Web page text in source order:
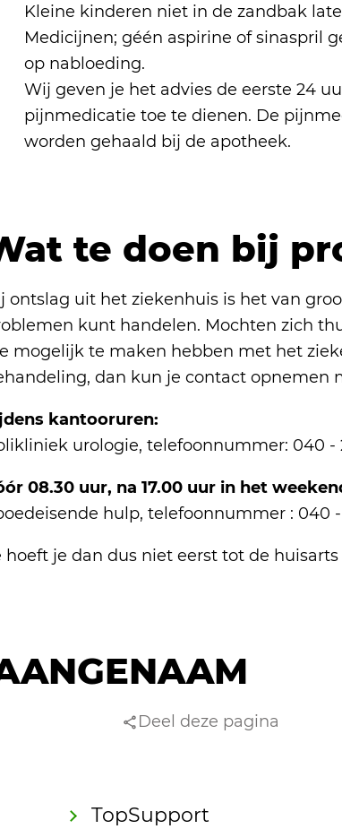
Kleine kinderen niet in de zandbak
Medicijnen; géén aspirine of sinaspril
op nabloeding.
Wij geven je het advies de eerste 24
pijnmedicatie toe te dienen. De
worden gehaald bij de apotheek.
te doen bij
ontslag uit het ziekenhuis is het van
kunt handelen. Mochten zich
mogelijk te maken hebben met het
dan kun je contact opnemen
kantooruren:
urologie, telefoonnummer: 040 -
08.30 uur, na 17.00 uur in het
hulp, telefoonnummer : 040
hoeft je dan dus niet eerst tot de
Deel deze pagina
TopSupport